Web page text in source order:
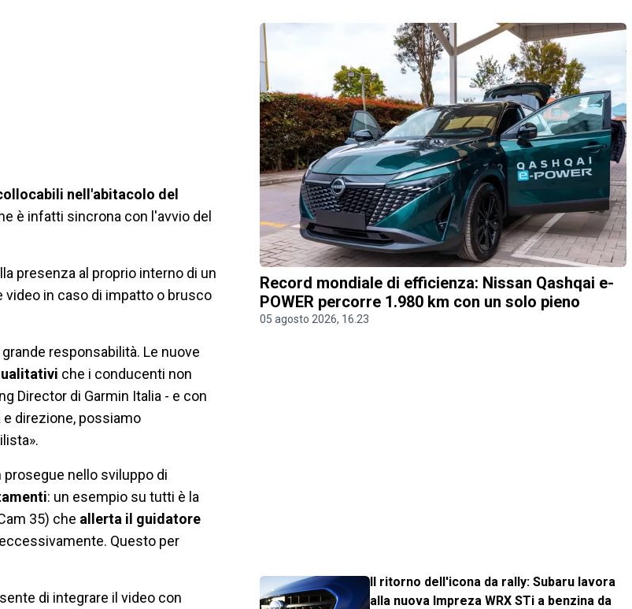
nell'abitacolo del
è infatti sincrona con l'avvio del
presenza al proprio interno di un
video in caso di impatto o brusco
responsabilità. Le nuove
che i conducenti non
Director di Garmin Italia - e con
direzione, possiamo
nello sviluppo di
: un esempio su tutti è la
35) che allerta il guidatore
Questo per
di integrare il video con
Record mondiale di efficienza: Nissan Qashqai e-
POWER percorre 1.980 km con un solo pieno
05 agosto 2026, 16.23
Il ritorno dell'icona da rally: Subaru lavora
alla nuova Impreza WRX STi a benzina da